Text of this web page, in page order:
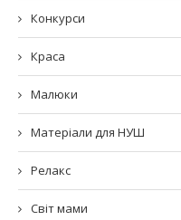
Конкурси
Краса
Малюки
Матеріали для НУШ
Релакс
Світ мами